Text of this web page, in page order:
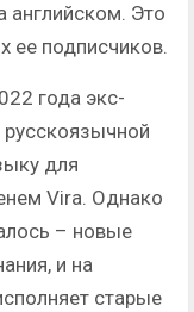
английском. Это
ее подписчиков.
года экс-
русскоязычной
для
Vira. Однако
– новые
и на
старые